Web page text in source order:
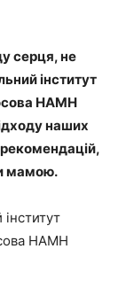
серця, не
інститут
НАМН
наших
мамою.
НАМН